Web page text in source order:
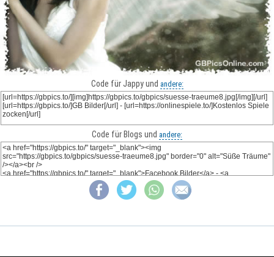
Code für Jappy und andere:
Code für Blogs und andere: